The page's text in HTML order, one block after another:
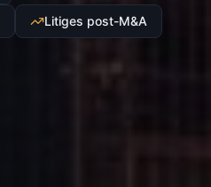
Litiges post-M&A